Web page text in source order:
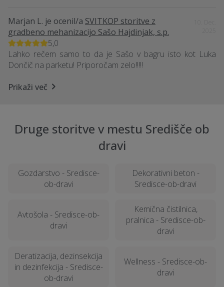
Marjan L. je ocenil/a SVITKOP storitve z
gradbeno mehanizacijo Sašo Hajdinjak, s.p.
5,0
Lahko rečem samo to da je Sašo v bagru isto kot Luka
Dončič na parketu! Priporočam zelo!!!!!
Prikaži več
Druge storitve v mestu Središče ob
dravi
Gozdarstvo - Sredisce-
ob-dravi
Dekorativni beton -
Sredisce-ob-dravi
Avtošola - Sredisce-ob-
dravi
Kemična čistilnica,
pralnica - Sredisce-ob-
dravi
Deratizacija, dezinsekcija
in dezinfekcija - Sredisce-
ob-dravi
Wellness - Sredisce-ob-
dravi